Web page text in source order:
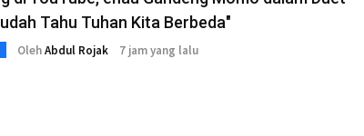
Tahu Tuhan Kita Berbeda"
OlehAbdul Rojak 7 jam yang lalu